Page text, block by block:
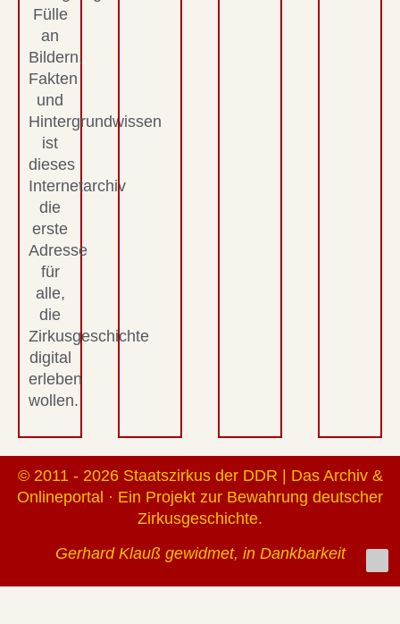
Fülle
an
Bildern,
Fakten
und
Hintergrundwissen
ist
dieses
Internetarchiv
die
erste
Adresse
für
alle,
die
Zirkusgeschichte
digital
erleben
wollen.
© 2011 - 2026 Staatszirkus der DDR | Das Archiv &
Onlineportal · Ein Projekt zur Bewahrung deutscher
Zirkusgeschichte.
Gerhard Klauß gewidmet, in Dankbarkeit